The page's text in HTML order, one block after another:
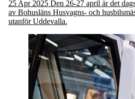
25 Apr 2025 Den 26-27 april är det
av Bohusläns Husvagns- och
utanför Uddevalla.